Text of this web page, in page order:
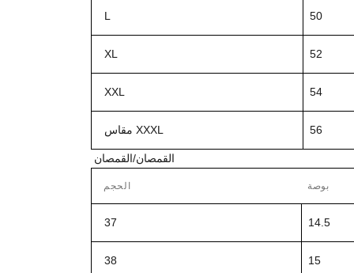
L 50
XL 52
XXL 54
مقاس XXXL 56
القمصان/القمصان
الحجم بوصة
37 14.5
38 15